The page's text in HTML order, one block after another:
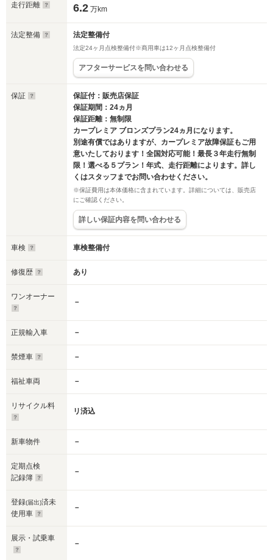
走行距離 6.2 万km
法定整備 法定整備付
法定24ヶ月点検整備付※商用車は12ヶ月点検整備付
アフターサービスを問い合わせる
保証
保証付：販売店保証
保証期間：24ヵ月
保証距離：無制限
カープレミア ブロンズプラン24ヵ月になります。
別途有償ではありますが、カープレミア故障保証もご用
意いたしております！全国対応可能！最長３年走行無制
限！選べる５プラン！年式、走行距離によります。詳し
くはスタッフまでお問い合わせください。
※保証費用は本体価格に含まれています。詳細については、販売店
にご確認ください。
詳しい保証内容を問い合わせる
車検 車検整備付
修復歴 あり
ワンオーナー
－
正規輸入車 －
禁煙車 －
福祉車両 －
リサイクル料
リ済込
新車物件 －
定期点検
記録簿
－
登録(届出)済未
使用車
－
展示・試乗車
－